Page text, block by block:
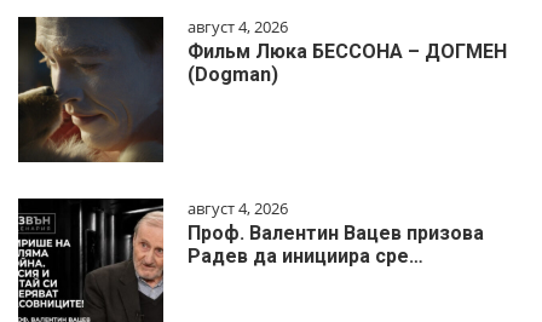
август 4, 2026
Фильм Люка БЕССОНА – ДОГМЕН
(Dogman)
август 4, 2026
Проф. Валентин Вацев призова
Радев да инициира сре…